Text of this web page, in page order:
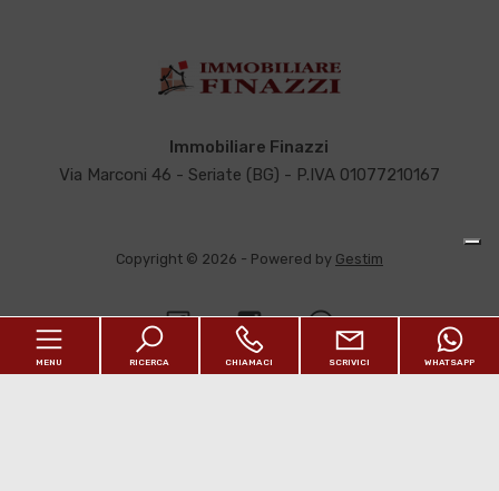
Immobiliare Finazzi
Via Marconi 46 - Seriate (BG) - P.IVA 01077210167
Copyright © 2026 - Powered by Gestim
MENU RICERCA CHIAMACI SCRIVICI WHATSAPP